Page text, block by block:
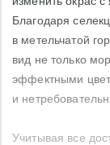
Благодаря
в метельчатой
вид не только
эффектными
и
Учитывая все